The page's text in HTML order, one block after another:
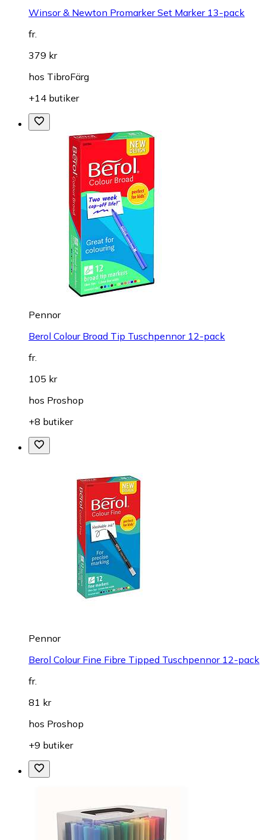
Winsor & Newton Promarker Set Marker 13-pack
fr.
379 kr
hos TibroFärg
+14 butiker
Pennor
Berol Colour Broad Tip Tuschpennor 12-pack
fr.
105 kr
hos Proshop
+8 butiker
Pennor
Berol Colour Fine Fibre Tipped Tuschpennor 12-pack
fr.
81 kr
hos Proshop
+9 butiker